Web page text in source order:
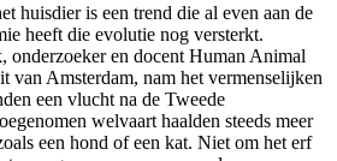
huisdier is een trend die al even aan de
heeft die evolutie nog versterkt.
onderzoeker en docent Human Animal
van Amsterdam, nam het vermenselijken
een vlucht na de Tweede
welvaart haalden steeds meer
een hond of een kat. Niet om het erf